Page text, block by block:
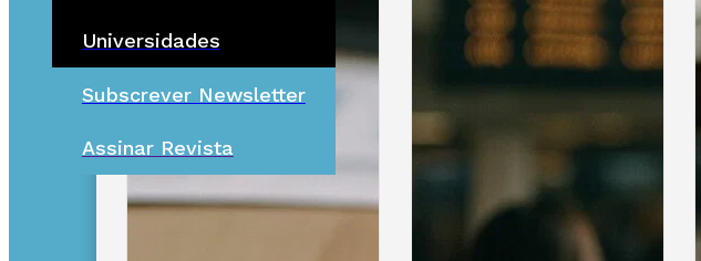
Universidades
Subscrever Newsletter
Assinar Revista